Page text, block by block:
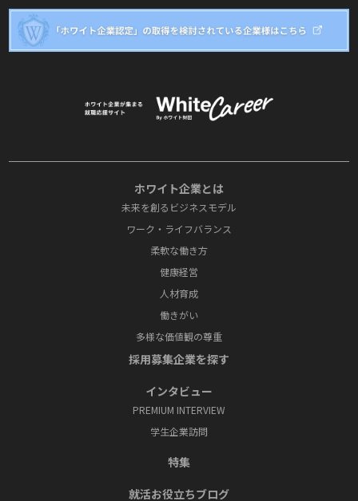
ホワイト企業とは
未来を創るビジネスモデル
ワーク・ライフバランス
柔軟な働き方
健康経営
人材育成
働きがい
多様な価値観の尊重
採⽤募集企業を探す
インタビュー
PREMIUM INTERVIEW
学⽣企業訪問
特集
就活お役⽴ちブログ